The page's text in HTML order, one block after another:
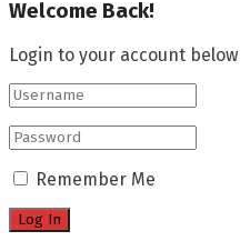
Welcome Back!
Login to your account below
Remember Me